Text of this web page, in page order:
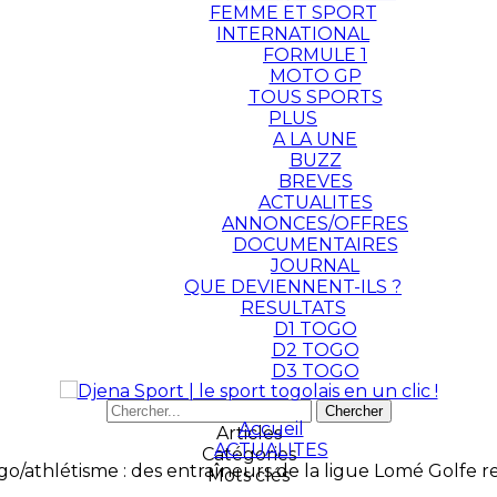
FEMME ET SPORT
INTERNATIONAL
FORMULE 1
MOTO GP
TOUS SPORTS
PLUS
A LA UNE
BUZZ
BREVES
ACTUALITES
ANNONCES/OFFRES
DOCUMENTAIRES
JOURNAL
QUE DEVIENNENT-ILS ?
RESULTATS
D1 TOGO
D2 TOGO
D3 TOGO
Articles
Catégories
Mots clés
Accueil
ACTUALITES
athlétisme : des entraîneurs de la ligue Lomé Golfe